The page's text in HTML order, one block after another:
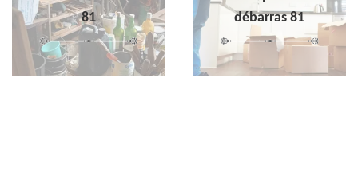
81
débarras 81